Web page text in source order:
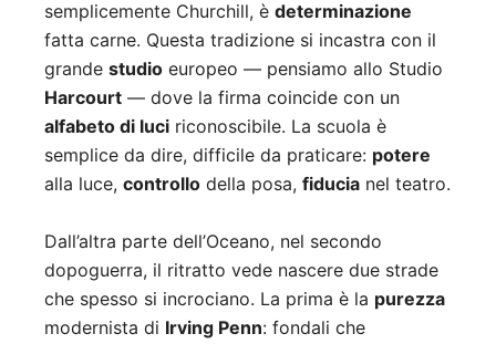
semplicemente Churchill, è determinazione
fatta carne. Questa tradizione si incastra con il
grande studio europeo — pensiamo allo Studio
Harcourt — dove la firma coincide con un
alfabeto di luci riconoscibile. La scuola è
semplice da dire, difficile da praticare: potere
alla luce, controllo della posa, fiducia nel teatro.
Dall’altra parte dell’Oceano, nel secondo
dopoguerra, il ritratto vede nascere due strade
che spesso si incrociano. La prima è la purezza
modernista di Irving Penn: fondali che